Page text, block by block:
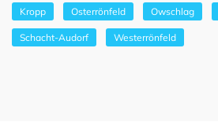
Kropp Osterrönfeld Owschlag
Schacht-Audorf Westerrönfeld